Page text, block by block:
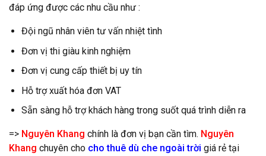
đáp ứng được các nhu cầu như :
Đội ngũ nhân viên tư vấn nhiệt tình
Đơn vị thi giàu kinh nghiệm
Đơn vị cung cấp thiết bị uy tín
Hỗ trợ xuất hóa đơn VAT
Sẵn sàng hỗ trợ khách hàng trong suốt quá trình diễn ra
=> Nguyên Khang chính là đơn vị bạn cần tìm. Nguyên
Khang chuyên cho cho thuê dù che ngoài trời giá rẻ tại